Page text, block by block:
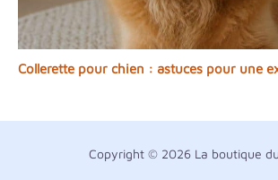
Collerette pour chien : astuces pour une
Copyright © 2026 La boutique